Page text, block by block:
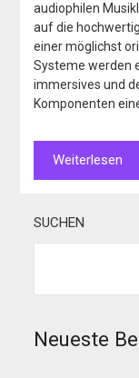
audiophilen
auf die
einer möglichst
Systeme werden
immersives und
Komponenten
Weiterlesen
SUCHEN
Neueste